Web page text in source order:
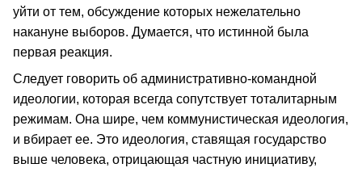
уйти от тем, обсуждение которых нежелательно
накануне выборов. Думается, что истинной была
первая реакция.
Следует говорить об административно-командной
идеологии, которая всегда сопутствует тоталитарным
режимам. Она шире, чем коммунистическая идеология,
и вбирает ее. Это идеология, ставящая государство
выше человека, отрицающая частную инициативу,